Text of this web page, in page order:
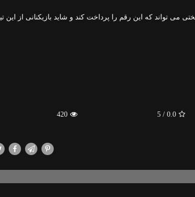
می تواند که این رقم را پرداخت کند و شاید بازیکنانی از این
0.0
/ 5
420